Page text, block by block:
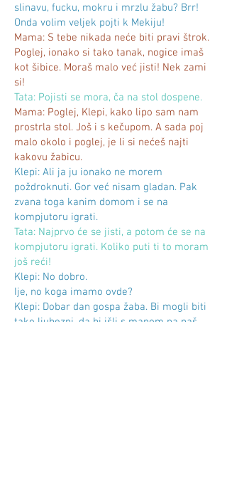
slinavu, fucku, mokru i mrzlu žabu? Brr!
Onda volim veljek pojti k Mekiju!
Mama: S tebe nikada neće biti pravi štrok.
Poglej, ionako si tako tanak, nogice imaš
kot šibice. Moraš malo već jisti! Nek zami
si!
Tata: Pojisti se mora, ča na stol dospene.
Mama: Poglej, Klepi, kako lipo sam nam
prostrla stol. Još i s kečupom. A sada poj
malo okolo i poglej, je li si nećeš najti
kakovu žabicu.
Klepi: Ali ja ju ionako ne morem
poždroknuti. Gor već nisam gladan. Pak
zvana toga kanim domom i se na
kompjutoru igrati.
Tata: Najprvo će se jisti, a potom će se na
kompjutoru igrati. Koliko puti ti to moram
još reći!
Klepi: No dobro.
Ije, no koga imamo ovde?
Klepi: Dobar dan gospa žaba. Bi mogli biti
tako ljubezni, da bi išli s manom na naš